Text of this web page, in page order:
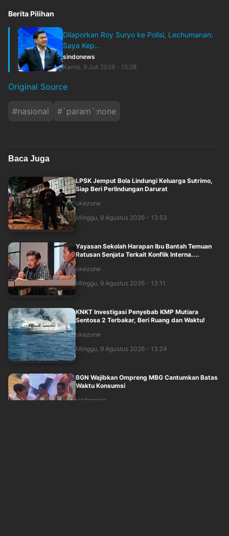
Berita Pilihan
Dilaporkan Roy Suryo ke Polisi, Lechumanan:
Saya Kep...
sindonews
Kamis, 9 Juli 2026 - 15:28
Original Source
#nasional #`param`:none
Baca Juga
LPSK Jemput Bola Lindungi Keluarga Sutrimo,
Siap Beri Perlindungan Darurat
okezone
Minggu, 9 Agustus 2026 - 13:53
Yayasan Sekolah Harapan Ibu Bantah Temuan
Ratusan Senjata Terkait Konflik Interna....
okezone
Minggu, 9 Agustus 2026 - 13:11
KNKT Investigasi Penyebab KMP Mutiara
Sentosa 2 Terbakar, Beri Ruang dan Waktu!
okezone
Minggu, 9 Agustus 2026 - 13:24
BGN Wajibkan Ompreng MBG Cantumkan Batas
Waktu Konsumsi
sindonews